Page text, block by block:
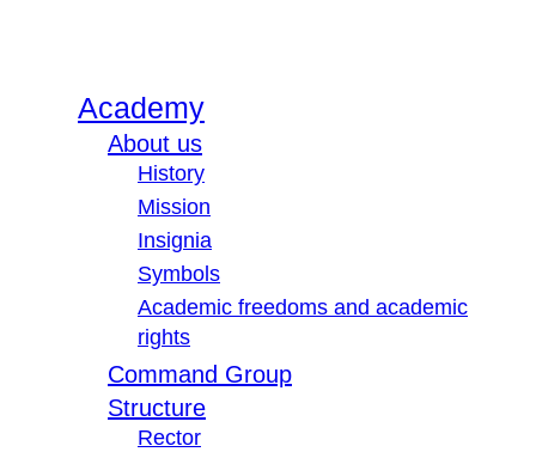
Academy
About us
History
Mission
Insignia
Symbols
Academic freedoms and academic
rights
Command Group
Structure
Rector